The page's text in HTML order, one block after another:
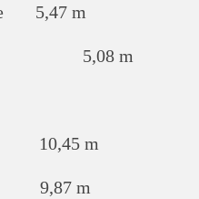
5,47 m
5,08 m
10,45 m
9,87 m